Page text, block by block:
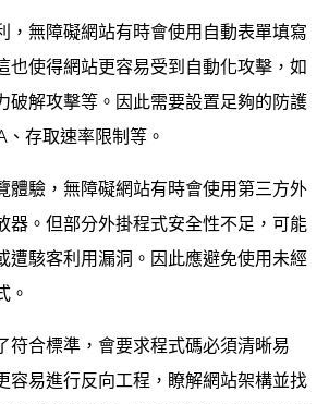
，無障礙網站有時會使用自動表單填寫
也使得網站更容易受到自動化攻擊，如
破解攻擊等。因此需要設置足夠的防護
存取速率限制等。
體驗，無障礙網站有時會使用第三方外
器。但部分外掛程式安全性不足，可能
遭駭客利用漏洞。因此應避免使用未經
。
符合標準，會要求程式碼必須清晰易
容易進行反向工程，瞭解網站架構並找